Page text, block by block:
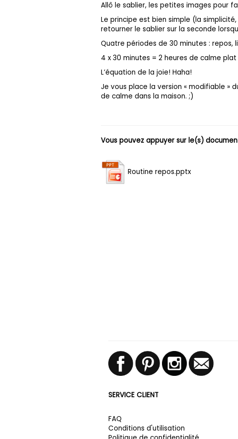
Allô le sablier, les petites images pour
Le principe est bien simple (la
retourner le sablier sur la seconde
Quatre périodes de 30 minutes : repos,
4 x 30 minutes = 2 heures de calme
L’équation de la joie! Haha!
Je vous place la version « modifiable »
de calme dans la maison. ;)
Vous pouvez appuyer sur le(s)
Routine repos.pptx
SERVICE CLIENT
FAQ
Conditions d'utilisation